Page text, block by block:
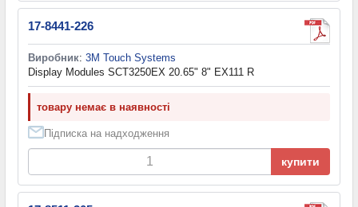
17-8441-226
Виробник: 3M Touch Systems
Display Modules SCT3250EX 20.65" 8" EX111 R
товару немає в наявності
Підписка на надходження
купити